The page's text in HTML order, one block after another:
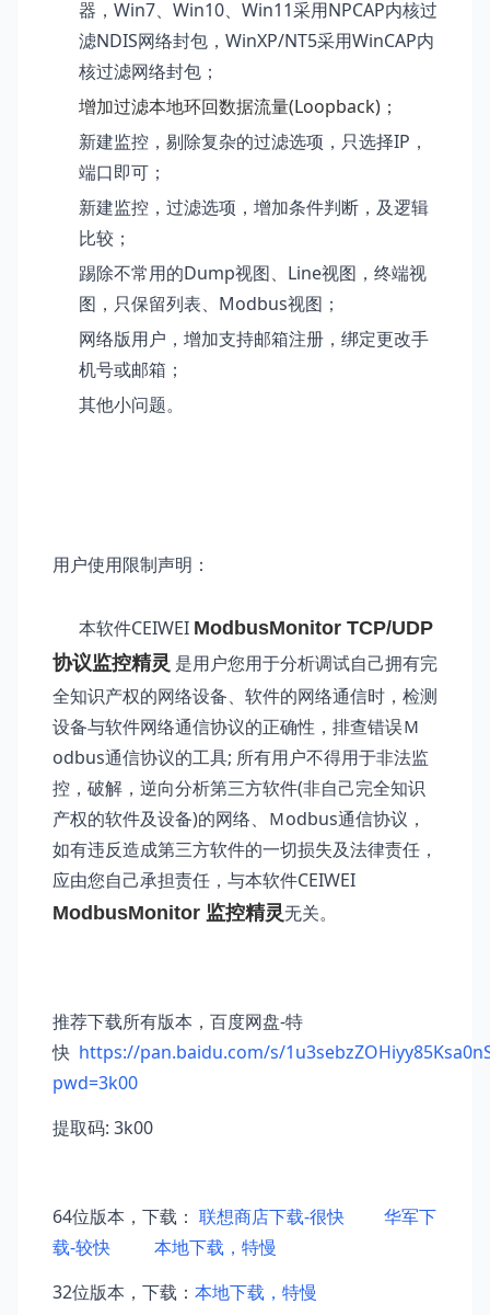
器，Win7、Win10、Win11采用NPCAP内核过
滤NDIS网络封包，WinXP/NT5采用WinCAP内
核过滤网络封包；
增加过滤本地环回数据流量(Loopback)；
新建监控，剔除复杂的过滤选项，只选择IP，
端口即可；
新建监控，过滤选项，增加条件判断，及逻辑
比较；
踢除不常用的Dump视图、Line视图，终端视
图，只保留列表、Modbus视图；
网络版用户， 增加支持邮箱注册，绑定更改手
机号或邮箱；
其他小问题。
用户使用限制声明：
本软件CEIWEI ModbusMonitor TCP/UDP
协议监控精灵 是用户您用于分析调试自己拥有完
全知识产权的网络设备、软件的网络通信时，检测
设备与软件网络通信协议的正确性，排查错误Ｍ
odbus通信协议的工具; 所有用户不得用于非法监
控，破解，逆向分析第三方软件(非自己完全知识
产权的软件及设备)的网络、Ｍodbus通信协议，
如有违反造成第三方软件的一切损失及法律责任，
应由您自己承担责任，与本软件CEIWEI
ModbusMonitor 监控精灵无关。
推荐下载所有版本，百度网盘-特
快 https://pan.baidu.com/s/
pwd=3k00
提取码: 3k00
64位版本，下载： 联想商店下载-很快
华军下
载-较快
本地下载，特慢
32位版本，下载： 本地下载，特慢